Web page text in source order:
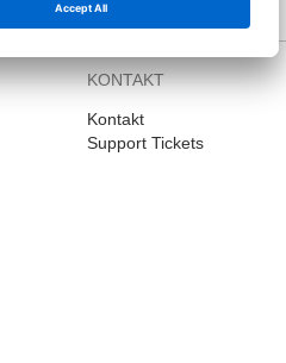
KONTAKT
Kontakt
Support Tickets